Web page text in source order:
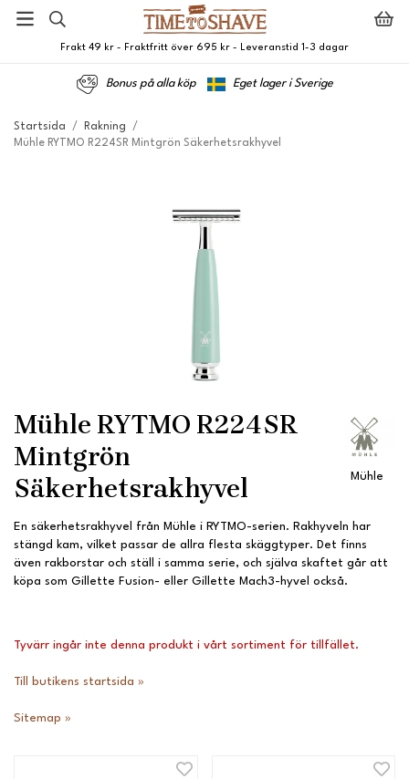
Frakt 49 kr - Fraktfritt över 695 kr - Leveranstid 1-3 dagar
Bonus på alla köp Eget lager i Sverige
Startsida / Rakning
/
Mühle RYTMO R224SR Mintgrön Säkerhetsrakhyvel
Mühle RYTMO R224SR
Mintgrön
Säkerhetsrakhyvel
Mühle
En säkerhetsrakhyvel från Mühle i RYTMO-serien. Rakhyveln har
stängd kam, vilket passar de allra flesta skäggtyper. Det finns
även rakborstar och ställ i samma serie, och själva skaftet går att
köpa som Gillette Fusion- eller Gillette Mach3-hyvel också.
Tyvärr ingår inte denna produkt i vårt sortiment för tillfället.
Till butikens startsida »
Sitemap »